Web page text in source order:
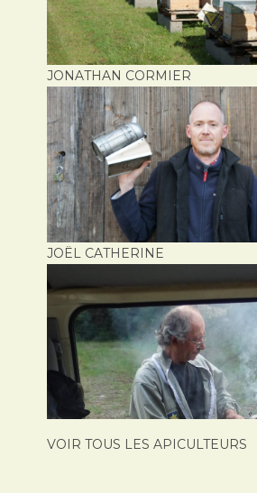
JONATHAN CORMIER
JOËL CATHERINE
VOIR TOUS LES APICULTEURS